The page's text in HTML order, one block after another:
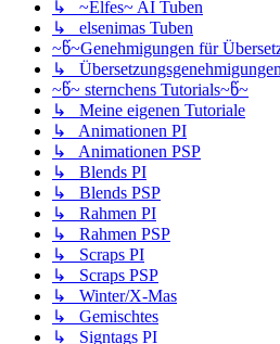
↳ ~Elfes~ AI Tuben
↳ elsenimas Tuben
~წ~Genehmigungen für
↳ Übersetzungsgenehmigungen
~წ~ sternchens Tutorials~წ~
↳ Meine eigenen Tutoriale
↳ Animationen PI
↳ Animationen PSP
↳ Blends PI
↳ Blends PSP
↳ Rahmen PI
↳ Rahmen PSP
↳ Scraps PI
↳ Scraps PSP
↳ Winter/X-Mas
↳ Gemischtes
↳ Signtags PI